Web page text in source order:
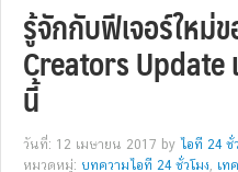
รู้จักกับฟีเจอร์ใหม่
Creators
นี้
วันที่: 12 เมษายน 2017 by ไอที 24 ชั่
หมวดหมู่: บทความไอที 24 ชั่วโมง, เท